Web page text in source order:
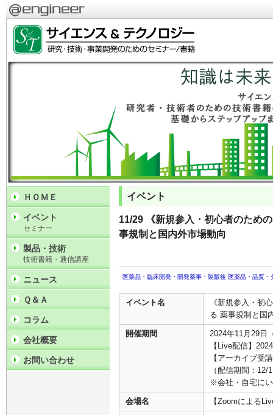
イベント
11/29 《新規参入・初心者のため
事規制と国内外市場動向
医薬品・臨床開発・開発薬事・製販後 医薬品・品質・
イベント名
《新規参入・初
る 薬事規制と国
開催期間
2024年11月29日
【Live配信】
【アーカイブ受
（配信期間：12/
※会社・自宅に
会場名 【Zoomによる
ＨＯＭＥ
イベント
セミナー
製品・技術
技術書籍・通信講座
ニュース
Ｑ＆Ａ
コラム
会社概要
お問い合わせ